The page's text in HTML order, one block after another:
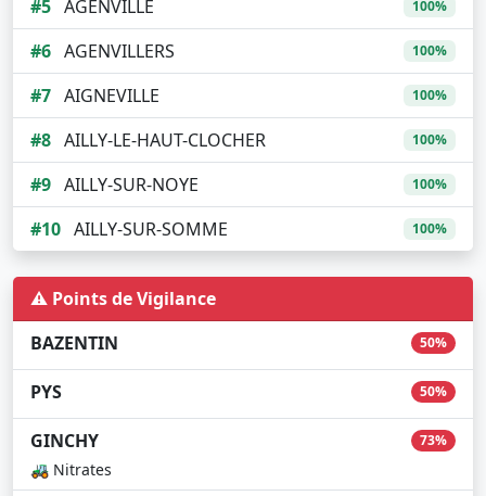
#5 AGENVILLE 100%
#6 AGENVILLERS 100%
#7 AIGNEVILLE 100%
#8 AILLY-LE-HAUT-CLOCHER 100%
#9 AILLY-SUR-NOYE 100%
#10 AILLY-SUR-SOMME 100%
⚠️ Points de Vigilance
BAZENTIN
50%
PYS 50%
GINCHY 73%
🚜 Nitrates